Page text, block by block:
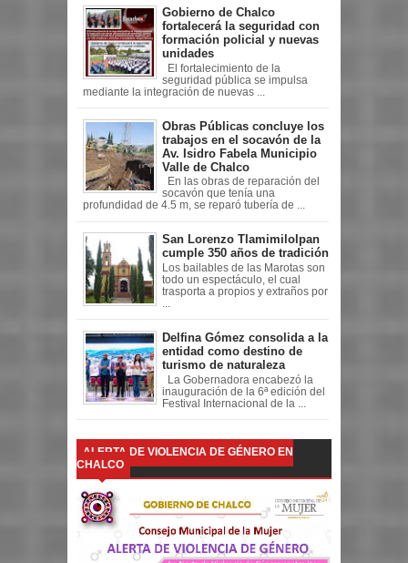
Gobierno de Chalco
fortalecerá la seguridad con
formación policial y nuevas
unidades
El fortalecimiento de la
seguridad pública se impulsa
mediante la integración de nuevas ...
Obras Públicas concluye los
trabajos en el socavón de la
Av. Isidro Fabela Municipio
Valle de Chalco
En las obras de reparación del
socavón que tenía una
profundidad de 4.5 m, se reparó tubería de ...
San Lorenzo Tlamimilolpan
cumple 350 años de tradición
Los bailables de las Marotas son
todo un espectáculo, el cual
trasporta a propios y extraños por
Delfina Gómez consolida a la
entidad como destino de
turismo de naturaleza
La Gobernadora encabezó la
inauguración de la 6ª edición del
Festival Internacional de la ...
ALERTA DE VIOLENCIA DE GÉNERO EN
CHALCO